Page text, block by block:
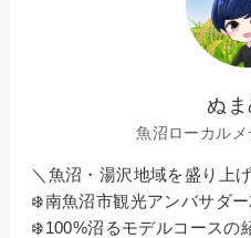
ぬ
魚沼ローカル
＼魚沼・湯沢地域を盛り上
❄️南魚沼市観光アンバサダ
❄️100%沼るモデルコースの